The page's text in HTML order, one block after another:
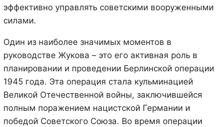
эффективно управлять советскими вооруженными
силами.
Один из наиболее значимых моментов в
руководстве Жукова – это его активная роль в
планировании и проведении Берлинской операции
1945 года. Эта операция стала кульминацией
Великой Отечественной войны, заключившейся
полным поражением нацистской Германии и
победой Советского Союза. Во время операции